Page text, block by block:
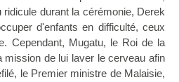
durant la cérémonie, Derek
d'enfants en difficulté, ceux
Cependant, Mugatu, le Roi de la
mission de lui laver le cerveau afin
le Premier ministre de Malaisie,